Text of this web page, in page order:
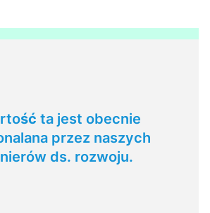
ta jest obecnie
przez naszych
ds. rozwoju.